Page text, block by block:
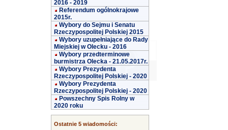
2016 - 2019
Referendum ogólnokrajowe
2015r.
Wybory do Sejmu i Senatu
Rzeczypospolitej Polskiej 2015
Wybory uzupełniające do Rady
Miejskiej w Olecku - 2016
Wybory przedterminowe
burmistrza Olecka - 21.05.2017r.
Wybory Prezydenta
Rzeczypospolitej Polskiej - 2020
Wybory Prezydenta
Rzeczypospolitej Polskiej - 2020
Powszechny Spis Rolny w
2020 roku
Ostatnie 5 wiadomości: